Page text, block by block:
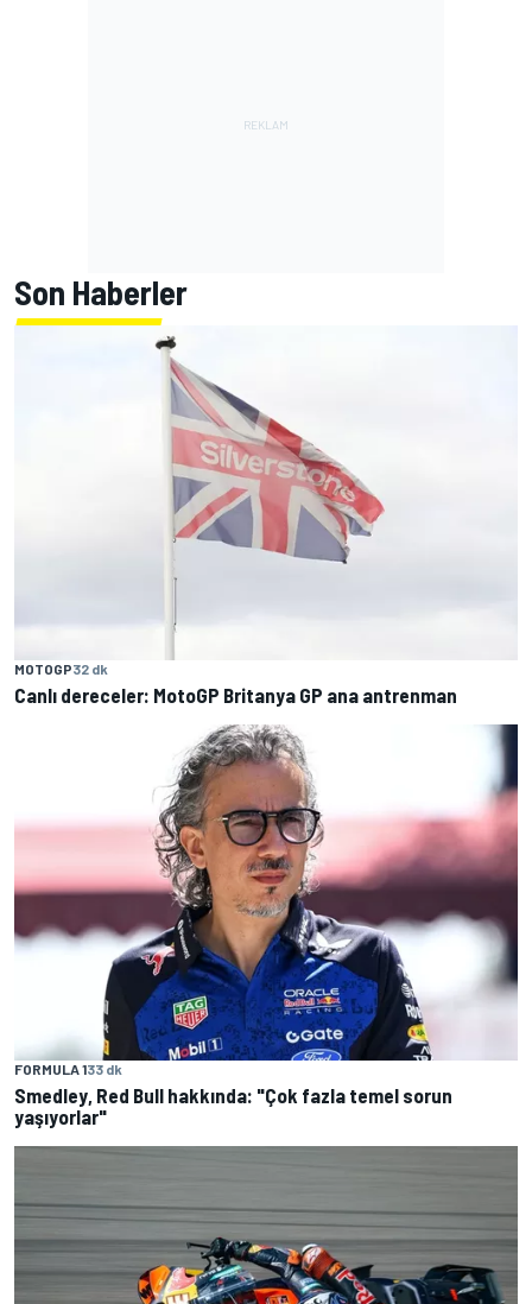
Son Haberler
MOTOGP32 dk
Canlı dereceler: MotoGP Britanya GP ana antrenman
FORMULA 133 dk
Smedley, Red Bull hakkında: "Çok fazla temel sorun
yaşıyorlar"